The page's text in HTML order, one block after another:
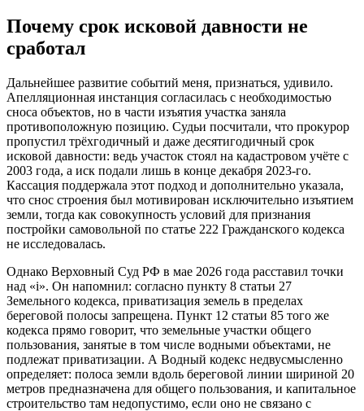
Почему срок исковой давности не
сработал
Дальнейшее развитие событий меня, признаться, удивило.
Апелляционная инстанция согласилась с необходимостью
сноса объектов, но в части изъятия участка заняла
противоположную позицию. Судьи посчитали, что прокурор
пропустил трёхгодичный и даже десятигодичный срок
исковой давности: ведь участок стоял на кадастровом учёте с
2003 года, а иск подали лишь в конце декабря 2023-го.
Кассация поддержала этот подход и дополнительно указала,
что снос строения был мотивирован исключительно изъятием
земли, тогда как совокупность условий для признания
постройки самовольной по статье 222 Гражданского кодекса
не исследовалась.
Однако Верховный Суд РФ в мае 2026 года расставил точки
над «i». Он напомнил: согласно пункту 8 статьи 27
Земельного кодекса, приватизация земель в пределах
береговой полосы запрещена. Пункт 12 статьи 85 того же
кодекса прямо говорит, что земельные участки общего
пользования, занятые в том числе водными объектами, не
подлежат приватизации. А Водный кодекс недвусмысленно
определяет: полоса земли вдоль береговой линии шириной 20
метров предназначена для общего пользования, и капитальное
строительство там недопустимо, если оно не связано с